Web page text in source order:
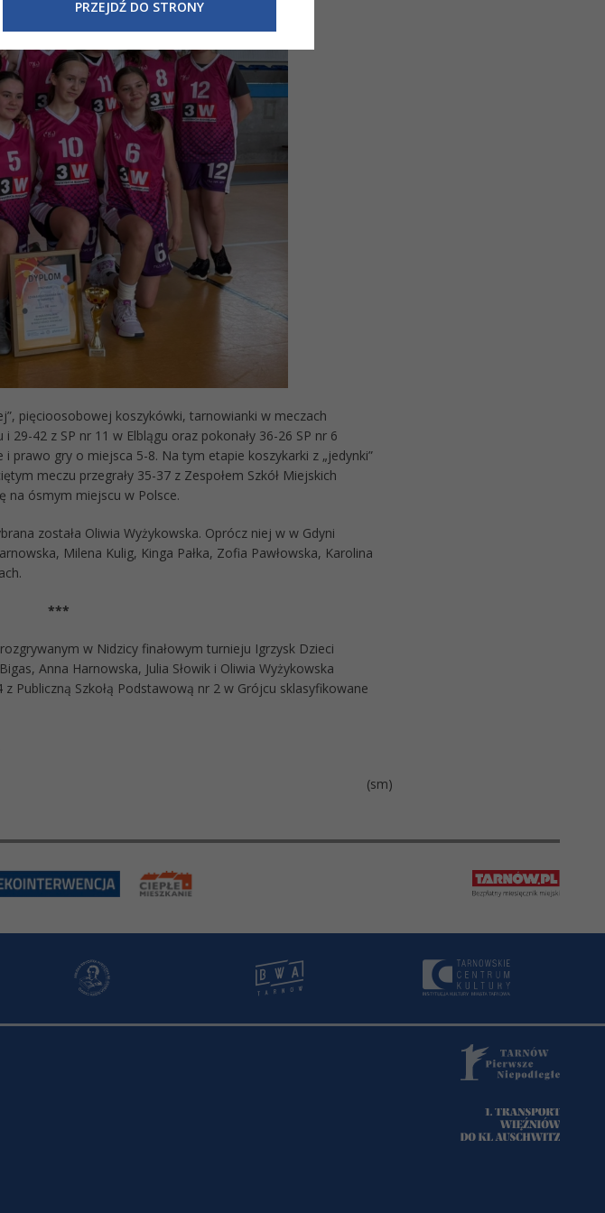
pięcioosobowej koszykówki, tarnowianki w meczach
29-42 z SP nr 11 w Elblągu oraz pokonały 36-26 SP nr 6
prawo gry o miejsca 5-8. Na tym etapie koszykarki z „jedynki”
meczu przegrały 35-37 z Zespołem Szkół Miejskich
na ósmym miejscu w Polsce.
została Oliwia Wyżykowska. Oprócz niej w w Gdyni
Milena Kulig, Kinga Pałka, Zofia Pawłowska, Karolina
***
w Nidzicy finałowym turnieju Igrzysk Dzieci
Anna Harnowska, Julia Słowik i Oliwia Wyżykowska
Publiczną Szkołą Podstawową nr 2 w Grójcu sklasyfikowane
(sm)
dodatkowych działań.
PRZEJDŹ DO STRONY